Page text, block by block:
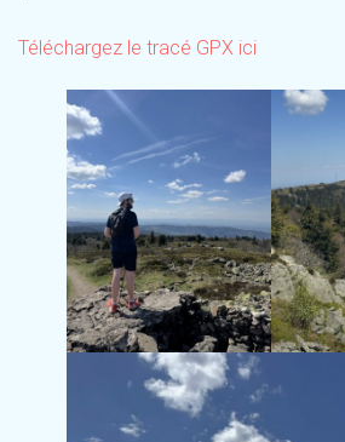
Téléchargez le tracé GPX ici